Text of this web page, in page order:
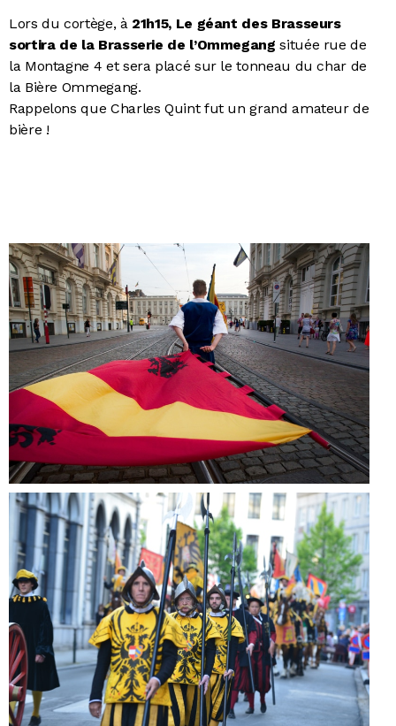
Lors du cortège, à 21h15, Le géant des Brasseurs
sortira de la Brasserie de l’Ommegang située rue de
la Montagne 4 et sera placé sur le tonneau du char de
la Bière Ommegang.
Rappelons que Charles Quint fut un grand amateur de
bière !